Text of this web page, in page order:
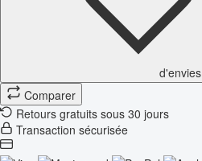
d'envies
Comparer
Retours gratuits sous 30 jours
Transaction sécurisée